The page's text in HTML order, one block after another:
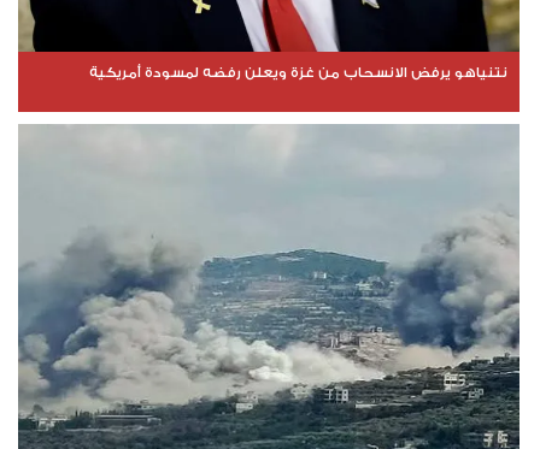
نتنياهو يرفض الانسحاب من غزة ويعلن رفضه لمسودة أمريكية